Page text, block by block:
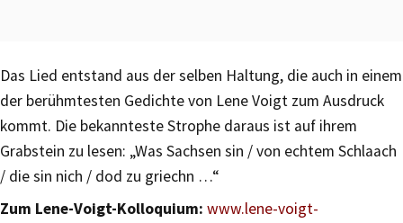
Das Lied entstand aus der selben Haltung, die auch in einem
der berühmtesten Gedichte von Lene Voigt zum Ausdruck
kommt. Die bekannteste Strophe daraus ist auf ihrem
Grabstein zu lesen: „Was Sachsen sin / von echtem Schlaach
/ die sin nich / dod zu griechn …“
Zum Lene-Voigt-Kolloquium: www.lene-voigt-